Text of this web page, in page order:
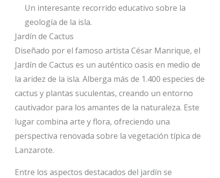
Un interesante recorrido educativo sobre la
geología de la isla.
Jardín de Cactus
Diseñado por el famoso artista César Manrique, el
Jardín de Cactus es un auténtico oasis en medio de
la aridez de la isla. Alberga más de 1.400 especies de
cactus y plantas suculentas, creando un entorno
cautivador para los amantes de la naturaleza. Este
lugar combina arte y flora, ofreciendo una
perspectiva renovada sobre la vegetación típica de
Lanzarote.
Entre los aspectos destacados del jardín se